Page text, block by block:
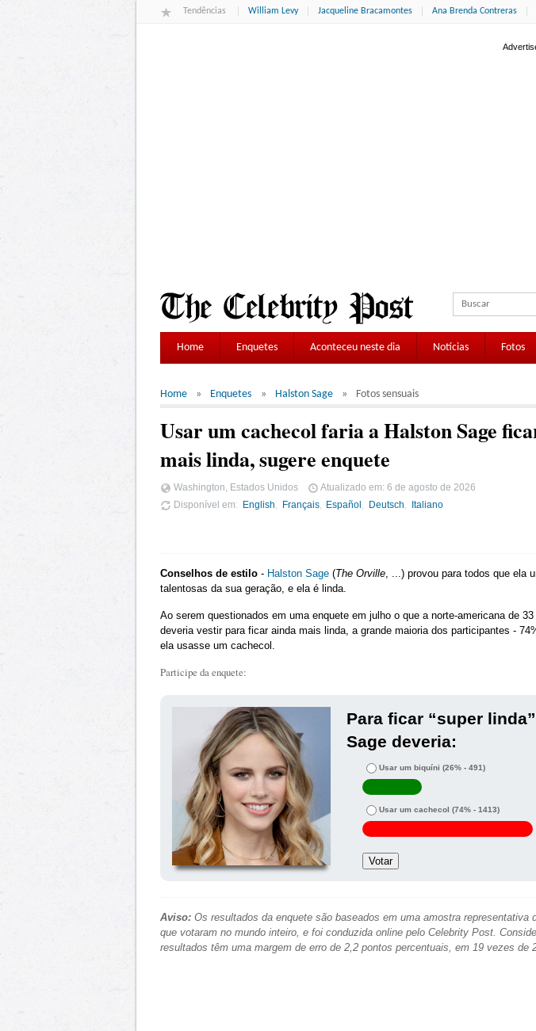
Tendências William Levy Jacqueline Bracamontes Ana Brenda Contreras
Home Enquetes Aconteceu neste dia Notícias Fotos
Home Enquetes Halston Sage Fotos sensuais
Usar um cachecol faria a Halston Sage
mais linda, sugere enquete
Washington, Estados Unidos Atualizado em: 6 de agosto de 2026
Disponível em
English Français Español Deutsch Italiano
Conselhos de estilo - Halston Sage (The Orville , ...) provou para todos que ela
talentosas da sua geração, e ela é linda.
Ao serem questionados em uma enquete em julho o que a norte-americana de
deveria vestir para ficar ainda mais linda, a grande maioria dos participantes -
ela usasse um cachecol.
Participe da enquete:
Para ficar “super
Sage deveria:
Usar um biquíni (26% - 491)
Usar um cachecol (74% - 1413)
Aviso: Os resultados da enquete são baseados em uma amostra representativa
que votaram no mundo inteiro, e foi conduzida online pelo Celebrity Post.
resultados têm uma margem de erro de 2,2 pontos percentuais, em 19 vezes de